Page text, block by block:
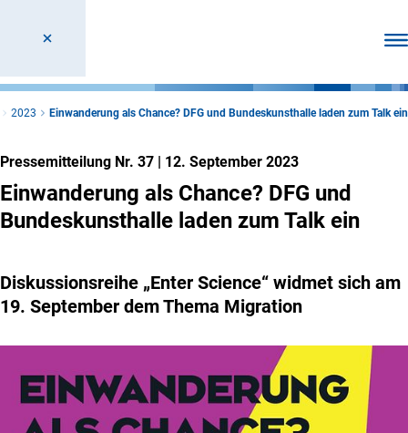
2023 Einwanderung als Chance? DFG und Bundeskunsthalle laden zum Talk ein
Pressemitteilung Nr. 37 | 12. September 2023
Einwanderung als Chance? DFG und
Bundeskunsthalle laden zum Talk ein
Diskussionsreihe „Enter Science“ widmet sich am
19. September dem Thema Migration